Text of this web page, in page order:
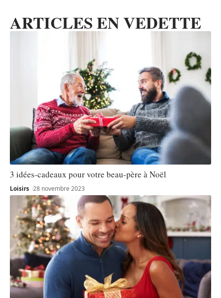
ARTICLES EN VEDETTE
3 idées-cadeaux pour votre beau-père à Noël
Loisirs 28 novembre 2023